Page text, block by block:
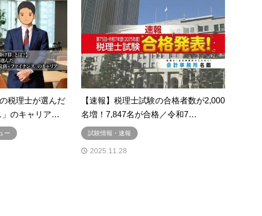
税理士が選んだ
」のキャリア…
ー
【速報】税理士試験の合格者数が2,000
名増！7,847名が合格／令和7…
試験情報・速報
2025.11.28